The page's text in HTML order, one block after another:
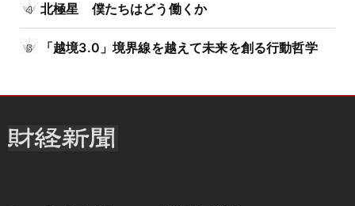
北極星 僕たちはどう働くか
「越境3.0」境界線を越えて未来を創る行動哲学